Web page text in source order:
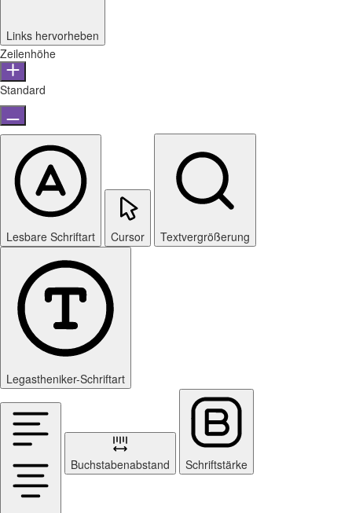
Links hervorheben
Zeilenhöhe
Standard
Lesbare Schriftart Cursor Textvergrößerung
Legastheniker-Schriftart
Buchstabenabstand Schriftstärke